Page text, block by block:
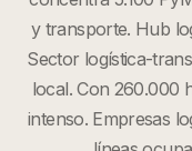
y transporte. Hub
Sector logística-
local. Con 260.000
intenso. Empresas